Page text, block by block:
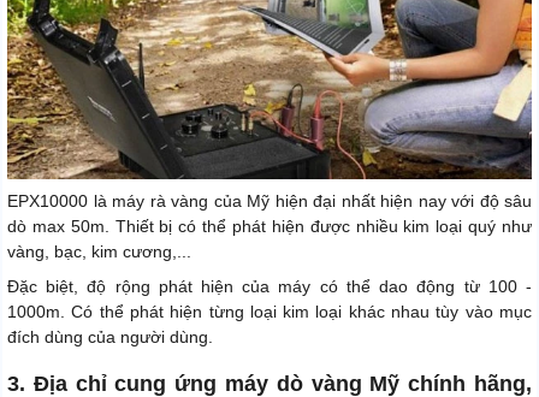
EPX10000 là máy rà vàng của Mỹ hiện đại nhất hiện nay với độ sâu
dò max 50m. Thiết bị có thể phát hiện được nhiều kim loại quý như
vàng, bạc, kim cương,...
Đặc biệt, độ rộng phát hiện của máy có thể dao động từ 100 -
1000m. Có thể phát hiện từng loại kim loại khác nhau tùy vào mục
đích dùng của người dùng.
3. Địa chỉ cung ứng máy dò vàng Mỹ chính hãng,